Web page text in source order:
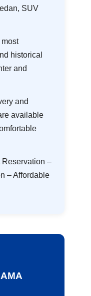
SUV
most
historical
and
and
available
Reservation –
– Affordable